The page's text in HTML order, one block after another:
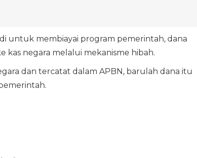
untuk membiayai program pemerintah, dana
negara melalui mekanisme hibah.
dan tercatat dalam APBN, barulah dana itu